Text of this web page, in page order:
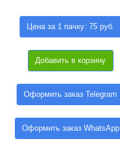
Цена за 1 пачку: 75 руб.
Добавить в корзину
Оформить заказ Telegram
Оформить заказ WhatsApp